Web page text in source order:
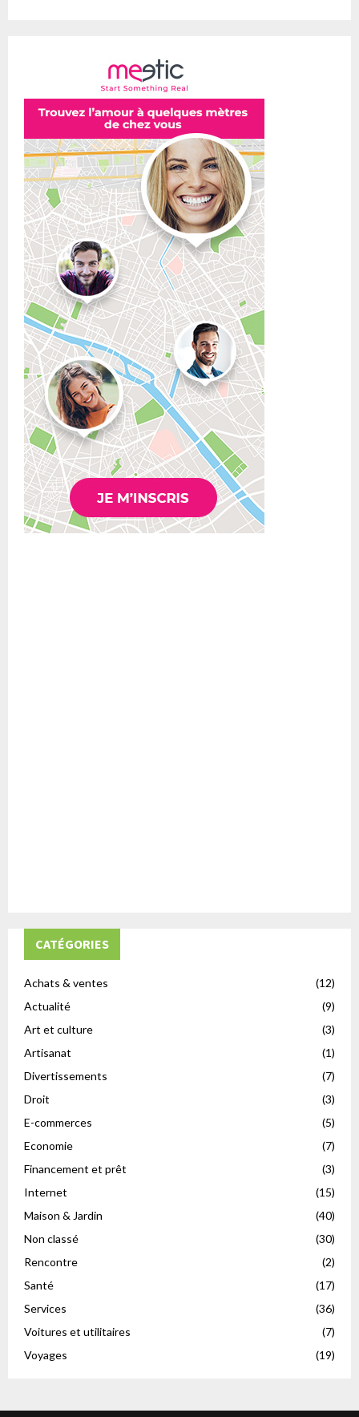
CATÉGORIES
Achats & ventes
(12)
Actualité
(9)
Art et culture
(3)
Artisanat
(1)
Divertissements
(7)
Droit
(3)
E-commerces
(5)
Economie
(7)
Financement et prêt
(3)
Internet
(15)
Maison & Jardin
(40)
Non classé
(30)
Rencontre
(2)
Santé
(17)
Services
(36)
Voitures et utilitaires
(7)
Voyages
(19)